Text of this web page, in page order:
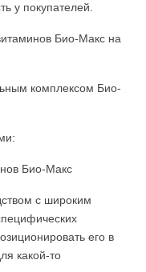
у покупателей.
Био-Макс на
с широким
его в
какой-то